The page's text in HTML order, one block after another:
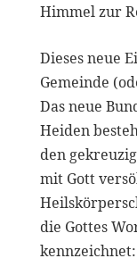
Himmel zur
Dieses neue
Gemeinde
Das neue
Heiden
den
mit Gott
die Gottes
kennzeichnet: